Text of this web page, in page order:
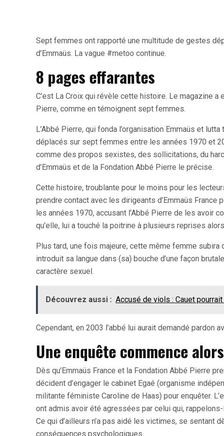
Sept femmes ont rapporté une multitude de gestes
d’Emmaüs. La vague #metoo continue.
8 pages effarantes
C’est La Croix qui révèle cette histoire. Le magazine
Pierre, comme en témoignent sept femmes.
L’Abbé Pierre, qui fonda l’organisation Emmaüs et
déplacés sur sept femmes entre les années 1970 et
comme des propos sexistes, des sollicitations, du
d’Emmaüs et de la Fondation Abbé Pierre le précise.
Cette histoire, troublante pour le moins pour les
prendre contact avec les dirigeants d’Emmaüs
les années 1970, accusant l’Abbé Pierre de les avoir
qu’elle, lui a touché la poitrine à plusieurs reprises
Plus tard, une fois majeure, cette même femme subira
introduit sa langue dans (sa) bouche d’une façon
caractère sexuel.
Découvrez aussi : Accusé de viols : Cauet
Cependant, en 2003 l’abbé lui aurait demandé pardon
Une enquête commence alors
Dès qu’Emmaüs France et la Fondation Abbé Pierre
décident d’engager le cabinet Egaé (organisme
militante féministe Caroline de Haas) pour enquêter.
ont admis avoir été agressées par celui qui,
Ce qui d’ailleurs n’a pas aidé les victimes, se
conséquences psychologiques.